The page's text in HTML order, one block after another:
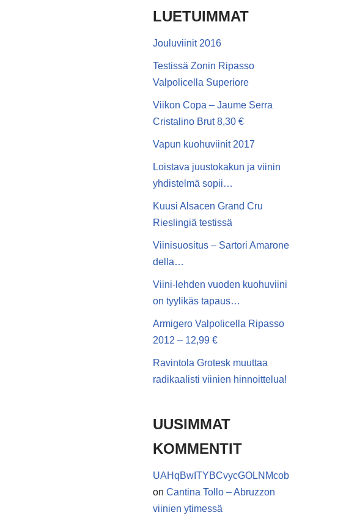
LUETUIMMAT
Jouluviinit 2016
Testissä Zonin Ripasso
Valpolicella Superiore
Viikon Copa – Jaume Serra
Cristalino Brut 8,30 €
Vapun kuohuviinit 2017
Loistava juustokakun ja viinin
yhdistelmä sopii…
Kuusi Alsacen Grand Cru
Rieslingiä testissä
Viinisuositus – Sartori Amarone
della…
Viini-lehden vuoden kuohuviini
on tyylikäs tapaus…
Armigero Valpolicella Ripasso
2012 – 12,99 €
Ravintola Grotesk muuttaa
radikaalisti viinien hinnoittelua!
UUSIMMAT
KOMMENTIT
UAHqBwITYBCvycGOLNMcob
on Cantina Tollo – Abruzzon
viinien ytimessä